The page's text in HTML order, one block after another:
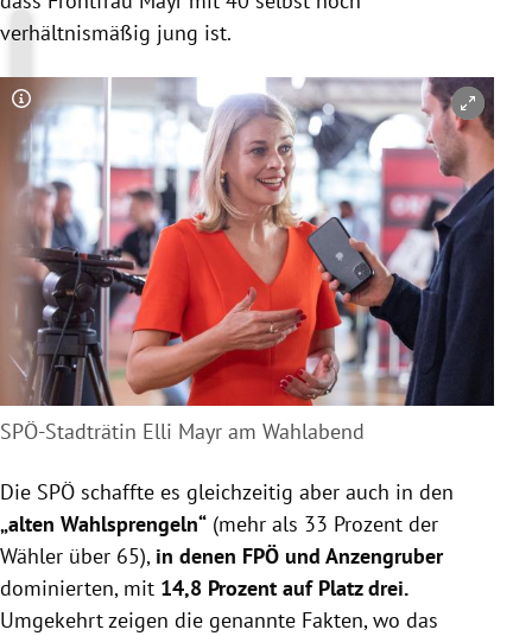
verhältnismäßig jung ist.
Copyright-Hinweis öffnen/schließen
SPÖ-Stadträtin Elli Mayr am Wahlabend
Die SPÖ schaffte es gleichzeitig aber auch in den
„alten Wahlsprengeln“ (mehr als 33 Prozent der
Wähler über 65), in denen FPÖ und Anzengruber
dominierten, mit 14,8 Prozent auf Platz drei.
Umgekehrt zeigen die genannte Fakten, wo das